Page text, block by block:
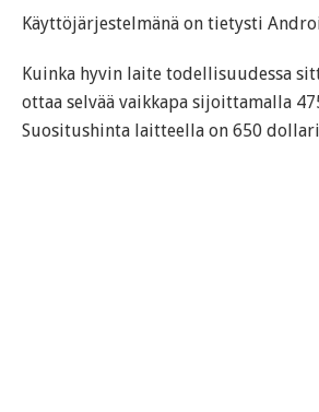
Käyttöjärjestelmänä on tietysti
Kuinka hyvin laite todellisuudessa
ottaa selvää vaikkapa sijoittamalla
Suositushinta laitteella on 650